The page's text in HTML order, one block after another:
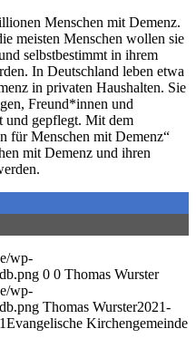
Menschen mit Demenz.
meisten Menschen wollen sie
selbstbestimmt in ihrem
In Deutschland leben etwa
in privaten Haushalten. Sie
Freund*innen und
und gepflegt. Mit dem
für Menschen mit Demenz“
mit Demenz und ihren
wp-
0 0 Thomas Wurster
wp-
Thomas Wurster2021-
Evangelische Kirchengemeinde